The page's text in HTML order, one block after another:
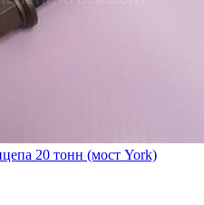
20 тонн (мост York)